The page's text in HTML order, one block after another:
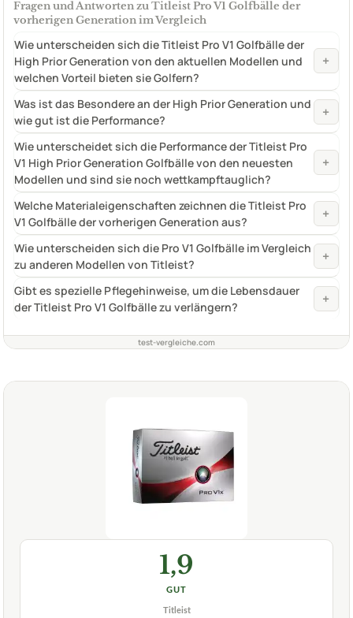
Fragen und Antworten zu Titleist Pro V1 Golfbälle der
vorherigen Generation im Vergleich
Wie unterscheiden sich die Titleist Pro V1 Golfbälle der
High Prior Generation von den aktuellen Modellen und
welchen Vorteil bieten sie Golfern?
+
Was ist das Besondere an der High Prior Generation und
wie gut ist die Performance?
+
Wie unterscheidet sich die Performance der Titleist Pro
V1 High Prior Generation Golfbälle von den neuesten
Modellen und sind sie noch wettkampftauglich?
+
Welche Materialeigenschaften zeichnen die Titleist Pro
V1 Golfbälle der vorherigen Generation aus?
+
Wie unterscheiden sich die Pro V1 Golfbälle im Vergleich
zu anderen Modellen von Titleist?
+
Gibt es spezielle Pflegehinweise, um die Lebensdauer
der Titleist Pro V1 Golfbälle zu verlängern?
+
test-vergleiche.com
1,9
GUT
Titleist